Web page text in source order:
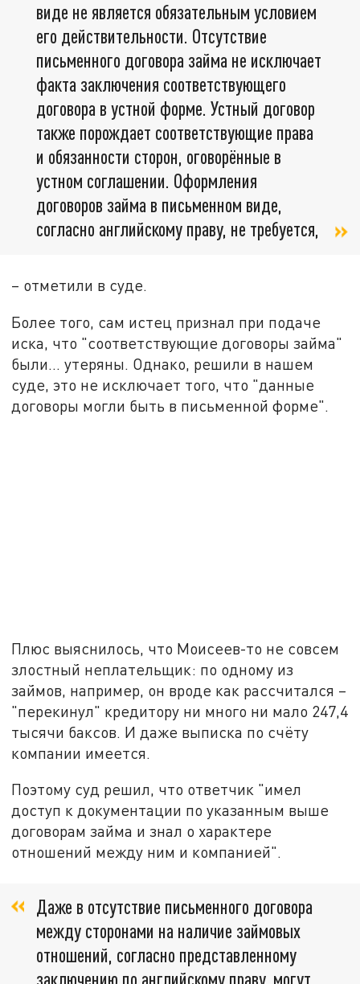
виде не является обязательным условием
его действительности. Отсутствие
письменного договора займа не исключает
факта заключения соответствующего
договора в устной форме. Устный договор
также порождает соответствующие права
и обязанности сторон, оговорённые в
устном соглашении. Оформления
договоров займа в письменном виде,
согласно английскому праву, не требуется,
– отметили в суде.
Более того, сам истец признал при подаче
иска, что "соответствующие договоры займа"
были... утеряны. Однако, решили в нашем
суде, это не исключает того, что "данные
договоры могли быть в письменной форме".
Плюс выяснилось, что Моисеев-то не совсем
злостный неплательщик: по одному из
займов, например, он вроде как рассчитался –
"перекинул" кредитору ни много ни мало 247,4
тысячи баксов. И даже выписка по счёту
компании имеется.
Поэтому суд решил, что ответчик "имел
доступ к документации по указанным выше
договорам займа и знал о характере
отношений между ним и компанией".
Даже в отсутствие письменного договора
между сторонами на наличие займовых
отношений, согласно представленному
заключению по английскому праву, могут